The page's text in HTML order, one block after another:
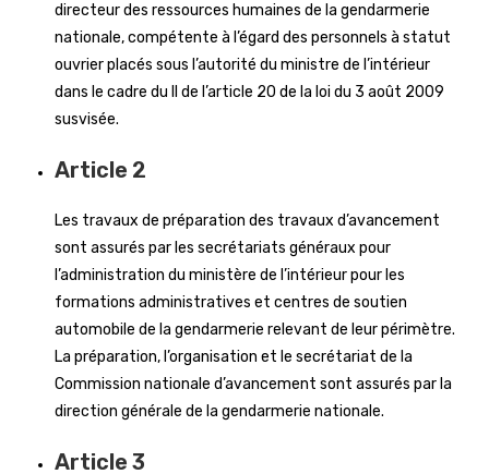
directeur des ressources humaines de la gendarmerie
nationale, compétente à l’égard des personnels à statut
ouvrier placés sous l’autorité du ministre de l’intérieur
dans le cadre du II de l’article 20 de la loi du 3 août 2009
susvisée.
Article 2
Les travaux de préparation des travaux d’avancement
sont assurés par les secrétariats généraux pour
l’administration du ministère de l’intérieur pour les
formations administratives et centres de soutien
automobile de la gendarmerie relevant de leur périmètre.
La préparation, l’organisation et le secrétariat de la
Commission nationale d’avancement sont assurés par la
direction générale de la gendarmerie nationale.
Article 3